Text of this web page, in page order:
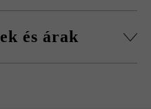
és árak